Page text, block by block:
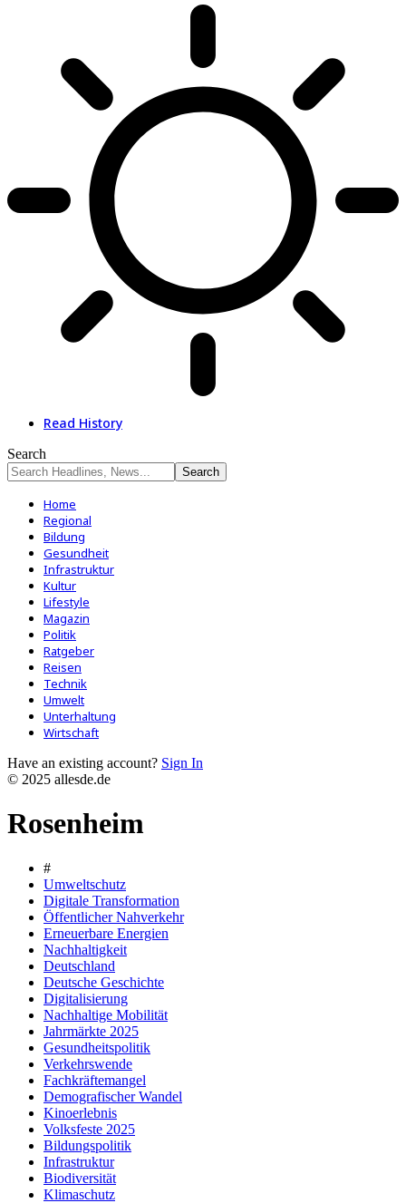
Read History
Search
Home
Regional
Bildung
Gesundheit
Infrastruktur
Kultur
Lifestyle
Magazin
Politik
Ratgeber
Reisen
Technik
Umwelt
Unterhaltung
Wirtschaft
Have an existing account? Sign In
© 2025 allesde.de
Rosenheim
#
Umweltschutz
Digitale Transformation
Öffentlicher Nahverkehr
Erneuerbare Energien
Nachhaltigkeit
Deutschland
Deutsche Geschichte
Digitalisierung
Nachhaltige Mobilität
Jahrmärkte 2025
Gesundheitspolitik
Verkehrswende
Fachkräftemangel
Demografischer Wandel
Kinoerlebnis
Volksfeste 2025
Bildungspolitik
Infrastruktur
Biodiversität
Klimaschutz